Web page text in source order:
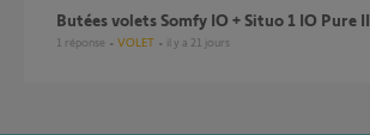
Butées volets Somfy IO + Situo 1 IO Pure II
1 réponse VOLET il y a 21 jours